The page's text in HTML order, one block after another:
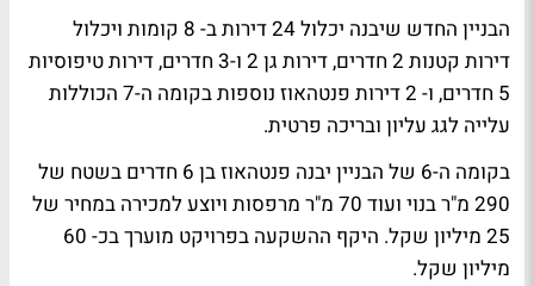
הבניין החדש שיבנה יכלול 24 דירות ב- 8 קומות ויכלול
דירות קטנות 2 חדרים, דירות גן 2 ו-3 חדרים, דירות טיפוסיות
5 חדרים, ו- 2 דירות פנטהאוז נוספות בקומה ה-7 הכוללות
עלייה לגג עליון ובריכה פרטית.
בקומה ה-6 של הבניין יבנה פנטהאוז בן 6 חדרים בשטח של
290 מ"ר בנוי ועוד 70 מ"ר מרפסות ויוצע למכירה במחיר של
25 מיליון שקל. היקף ההשקעה בפרויקט מוערך בכ- 60
מיליון שקל.